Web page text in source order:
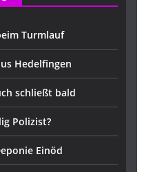
Turmlauf
Hedelfingen
schließt bald
Polizist?
Einöd